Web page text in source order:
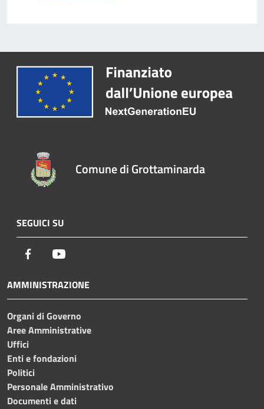
Comune di Grottaminarda
SEGUICI SU
Facebook
AMMINISTRAZIONE
Organi di Governo
Aree Amministrative
Uffici
Enti e fondazioni
Politici
Personale Amministrativo
Documenti e dati